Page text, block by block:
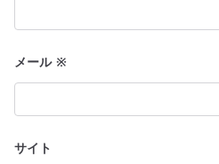
メール ※
サイト